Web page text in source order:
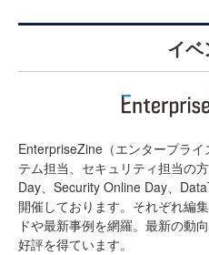
イベ
EnterpriseZine（エンタープラ
テム担当、セキュリティ担当の
Day、Security Online Day、
開催しております。それぞれ編
ドや最新事例を網羅。最新の動
好評を得ています。